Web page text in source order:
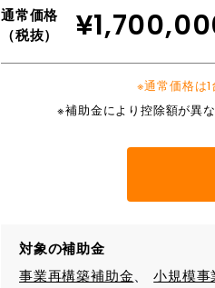
通常価格
（税抜）
※通常価格は
※補助金により控除額が異
対象の補助金
事業再構築補助金
小規模事